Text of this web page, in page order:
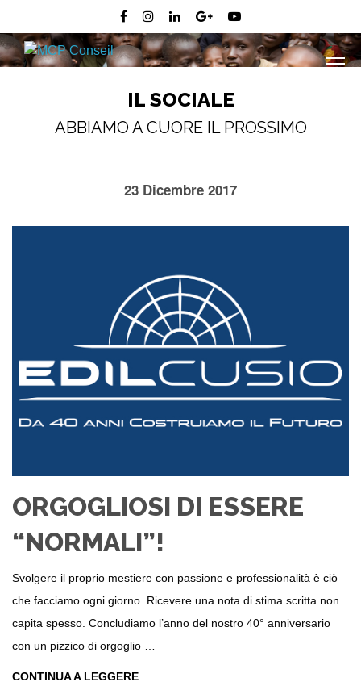
IL SOCIALE
ABBIAMO A CUORE IL PROSSIMO
23 Dicembre 2017
ORGOGLIOSI DI ESSERE
“NORMALI”!
Svolgere il proprio mestiere con passione e professionalità è ciò
che facciamo ogni giorno. Ricevere una nota di stima scritta non
capita spesso. Concludiamo l’anno del nostro 40° anniversario
con un pizzico di orgoglio …
CONTINUA A LEGGERE